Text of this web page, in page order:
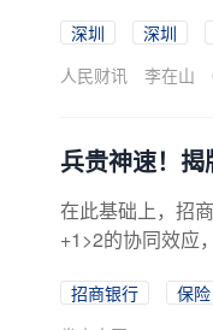
深圳 深圳
人民财讯
李在山
兵贵神速！
在此基础上，招
+1>2的协同效应
招商银行 保险